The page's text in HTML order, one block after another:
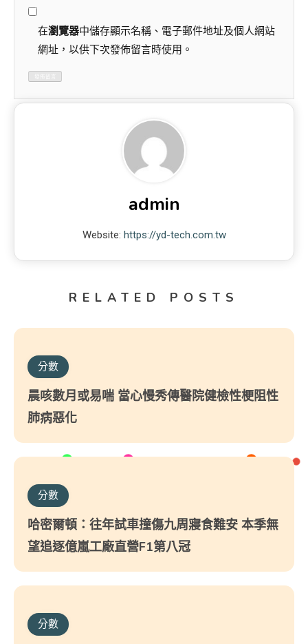
在瀏覽器中儲存顯示名稱、電子郵件地址及個人網站
網址，以供下次發佈留言時使用。
admin
Website: https://yd-tech.com.tw
RELATED POSTS
分數
晨咳數月或易喘 當心慢秀傳醫院健檢性梗阻性
肺病惡化
分數
哈密爾頓：往年試車撞傷九周寢食難安 本季無
望追逐億嵐工廠直營F1第八冠
分數